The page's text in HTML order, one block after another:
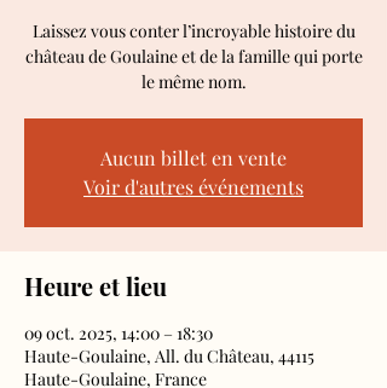
Laissez vous conter l’incroyable histoire du
château de Goulaine et de la famille qui porte
le même nom.
Aucun billet en vente
Voir d'autres événements
Heure et lieu
09 oct. 2025, 14:00 – 18:30
Haute-Goulaine, All. du Château, 44115
Haute-Goulaine, France